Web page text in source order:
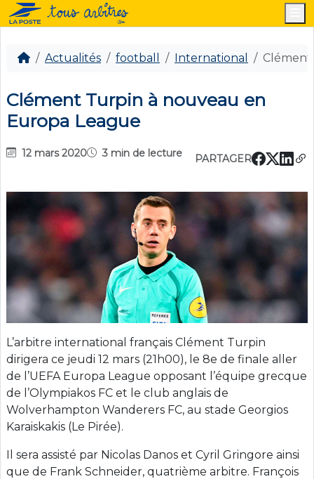
Actualités football International
Clément Turpin à nouveau en
Europa League
12 mars 2020 3 min de lecture PARTAGER
L’arbitre international français Clément Turpin
dirigera ce jeudi 12 mars (21h00), le 8e de finale aller
de l’UEFA Europa League opposant l’équipe grecque
de l’Olympiakos FC et le club anglais de
Wolverhampton Wanderers FC, au stade Georgios
Karaiskakis (Le Pirée).
Il sera assisté par Nicolas Danos et Cyril Gringore ainsi
que de Frank Schneider, quatrième arbitre. François